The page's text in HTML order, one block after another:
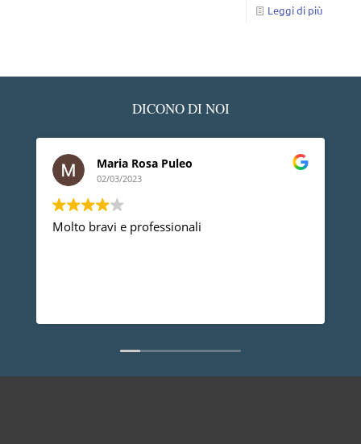
Leggi di più
DICONO DI NOI
Maria Rosa Puleo
02/03/2023
Molto bravi e professionali